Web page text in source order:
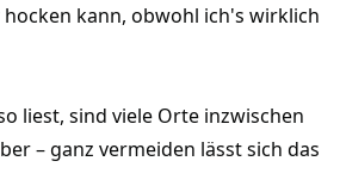
hocken kann, obwohl ich's wirklich
liest, sind viele Orte inzwischen
– ganz vermeiden lässt sich das